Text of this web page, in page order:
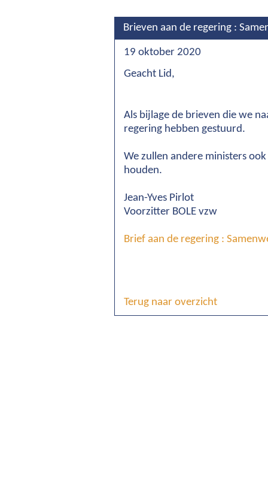
Brieven aan de regering :
19 oktober 2020
Geacht Lid,
Als bijlage de brieven die we
regering hebben gestuurd.
We zullen andere ministers
houden.
Jean-Yves Pirlot
Voorzitter BOLE vzw
Brief aan de regering :
Terug naar overzicht